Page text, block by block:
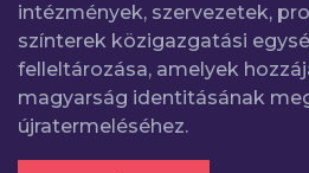
intézmények, szervezetek,
színterek közigazgatási
felleltározása, amelyek
magyarság identitásának
újratermeléséhez.